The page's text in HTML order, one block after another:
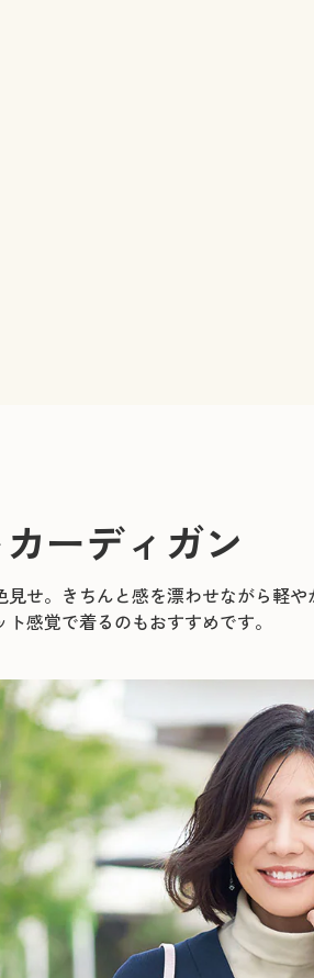
ーディガン
せ。きちんと感を漂わせながら軽や
感覚で着るのもおすすめです。